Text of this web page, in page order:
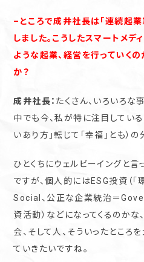
–ところで成井社長は「連続起業
しました。こうしたスマートメデ
ような起業、経営を行っていく
か？
成井社長： たくさん、いろいろな
中でも今、私が特に注目している
いあり方」転じて「幸福」とも）の
ひとくちにウェルビーイングと言
ですが、個人的にはESG投資（
Social、公正な企業統治＝
資活動）などになってくるのかな
会、そして人、そういったとこ
ていきたいですね。